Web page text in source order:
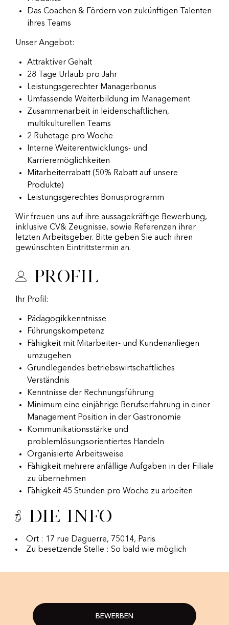
Das Coachen & Fördern von zukünftigen Talenten
ihres Teams
Unser Angebot:
Attraktiver Gehalt
28 Tage Urlaub pro Jahr
Leistungsgerechter Managerbonus
Umfassende Weiterbildung im Management
Zusammenarbeit in leidenschaftlichen,
multikulturellen Teams
2 Ruhetage pro Woche
Interne Weiterentwicklungs- und
Karrieremöglichkeiten
Mitarbeiterrabatt (50% Rabatt auf unsere
Produkte)
Leistungsgerechtes Bonusprogramm
Wir freuen uns auf ihre aussagekräftige Bewerbung,
inklusive CV& Zeugnisse, sowie Referenzen ihrer
letzten Arbeitsgeber. Bitte geben Sie auch ihren
gewünschten Eintrittstermin an.
Profil
Ihr Profil:
Pädagogikkenntnisse
Führungskompetenz
Fähigkeit mit Mitarbeiter- und Kundenanliegen
umzugehen
Grundlegendes betriebswirtschaftliches
Verständnis
Kenntnisse der Rechnungsführung
Minimum eine einjährige Berufserfahrung in einer
Management Position in der Gastronomie
Kommunikationsstärke und
problemlösungsorientiertes Handeln
Organisierte Arbeitsweise
Fähigkeit mehrere anfällige Aufgaben in der Filiale
zu übernehmen
Fähigkeit 45 Stunden pro Woche zu arbeiten
Die Info
Ort : 17 rue Daguerre, 75014, Paris
Zu besetzende Stelle : So bald wie möglich
BEWERBEN